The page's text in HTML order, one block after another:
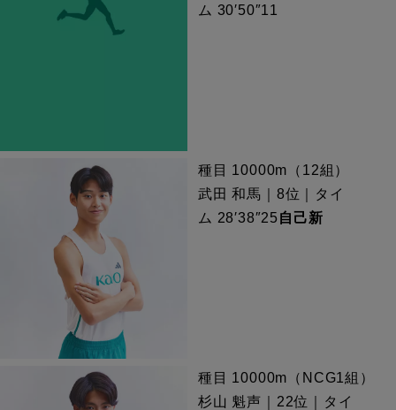
ム 30′50″11
種目 10000m（12組）
武田 和馬｜8位｜タイ
ム 28′38″25 自己新
種目 10000m（NCG1組）
杉山 魁声｜22位｜タイ